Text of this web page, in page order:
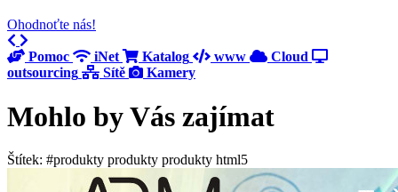
Ohodnoťte nás!
Previous
Pomoc
iNet Katalog www
Cloud
outsourcing
Sítě Kamery
Mohlo by Vás zajímat
Štítek: #produkty produkty produkty html5